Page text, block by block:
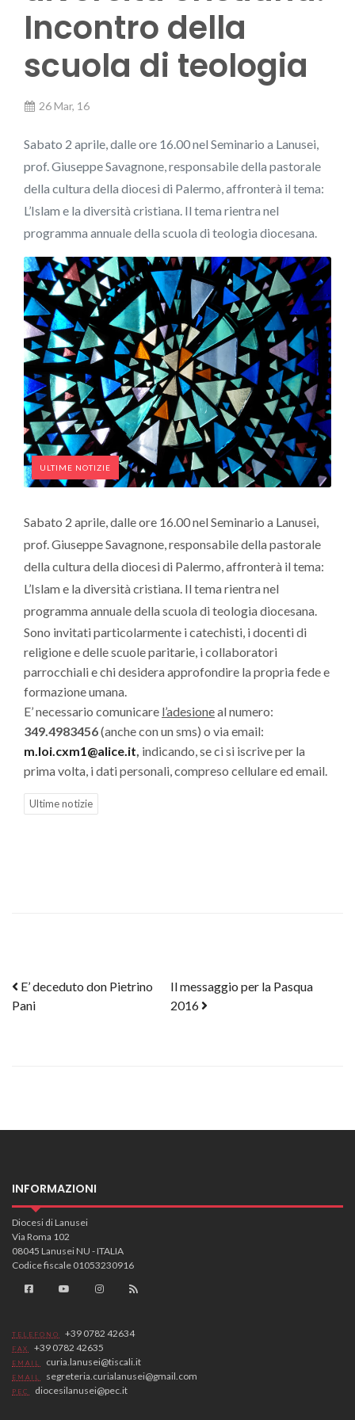
Incontro della
scuola di teologia
26 Mar, 16
Sabato 2 aprile, dalle ore 16.00 nel Seminario a Lanusei,
prof. Giuseppe Savagnone, responsabile della pastorale
della cultura della diocesi di Palermo, affronterà il tema:
L’Islam e la diversità cristiana. Il tema rientra nel
programma annuale della scuola di teologia diocesana.
ULTIME NOTIZIE
Sabato 2 aprile, dalle ore 16.00 nel Seminario a Lanusei,
prof. Giuseppe Savagnone, responsabile della pastorale
della cultura della diocesi di Palermo, affronterà il tema:
L’Islam e la diversità cristiana. Il tema rientra nel
programma annuale della scuola di teologia diocesana.
Sono invitati particolarmente i catechisti, i docenti di
religione e delle scuole paritarie, i collaboratori
parrocchiali e chi desidera approfondire la propria fede e
formazione umana.
E’ necessario comunicare l’adesioneal numero:
349.4983456(anche con un sms) o via email:
m.loi.cxm1@alice.it, indicando, se ci si iscrive per la
prima volta, i dati personali, compreso cellulare ed email.
Ultime notizie
Post navigation
E’ deceduto don Pietrino
Pani
Il messaggio per la Pasqua
2016
INFORMAZIONI
Diocesi di Lanusei
Via Roma 102
08045 Lanusei NU - ITALIA
Codice fiscale 01053230916
TELEFONO +39 0782 42634
FAX +39 0782 42635
EMAIL curia.lanusei@tiscali.it
EMAIL segreteria.curialanusei@gmail.com
PEC diocesilanusei@pec.it